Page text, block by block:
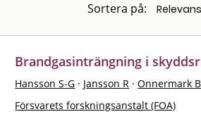
Sortera på:
Brandgasinträngning i
Hansson S-G · Jansson R · Onnermark B
Försvarets forskningsanstalt (FOA)